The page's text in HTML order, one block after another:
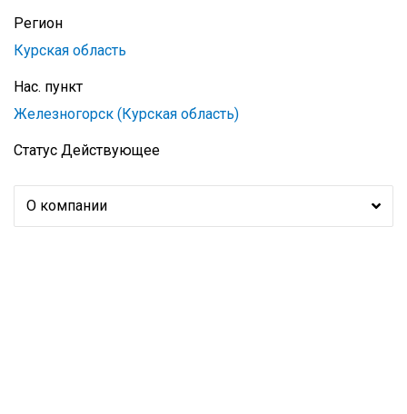
Регион
Курская область
Нас. пункт
Железногорск (Курская область)
Статус Действующее
О компании